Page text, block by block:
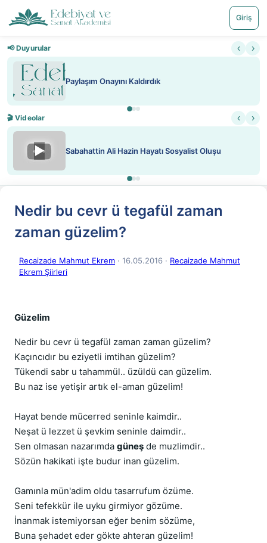
Giriş
📢 Duyurular ‹ ›
Paylaşım Onayını Kaldırdık
🎬 Videolar ‹ ›
▶ Sabahattin Ali Hazin Hayatı Sosyalist Oluşu
Nedir bu cevr ü tegafül zaman
zaman güzelim?
Recaizade Mahmut Ekrem · 16.05.2016 · Recaizade Mahmut
Ekrem Şiirleri
Güzelim
Nedir bu cevr ü tegafül zaman zaman güzelim?
Kaçıncıdır bu eziyetli imtihan güzelim?
Tükendi sabr u tahammül.. üzüldü can güzelim.
Bu naz ise yetişir artık el-aman güzelim!
Hayat bende mücerred seninle kaimdir..
Neşat ü lezzet ü şevkim seninle daimdir..
Sen olmasan nazarımda güneş de muzlimdir..
Sözün hakikati işte budur inan güzelim.
Gamınla mün'adim oldu tasarrufum özüme.
Seni tefekkür ile uyku girmiyor gözüme.
İnanmak istemiyorsan eğer benim sözüme,
Buna şehadet eder gökte ahteran güzelim!